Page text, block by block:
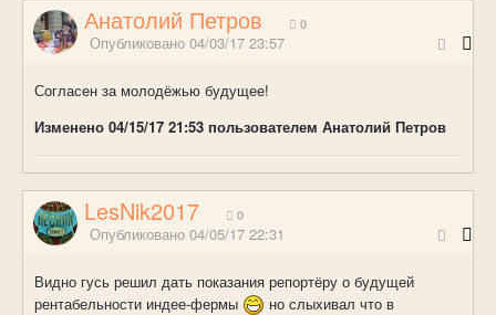
Анатолий Петров 0
Опубликовано 04/03/17 23:57
Согласен за молодёжью будущее!
Изменено 04/15/17 21:53 пользователем Анатолий Петров
LesNik2017 0
Опубликовано 04/05/17 22:31
Видно гусь решил дать показания репортёру о будущей
рентабельности индее-фермы
но слыхивал что в